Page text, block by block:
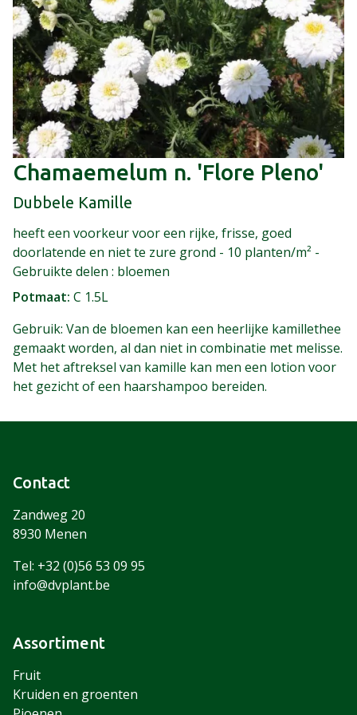
Chamaemelum n. 'Flore Pleno'
Dubbele Kamille
heeft een voorkeur voor een rijke, frisse, goed
doorlatende en niet te zure grond - 10 planten/m² -
Gebruikte delen : bloemen
Potmaat C 1.5L
Gebruik: Van de bloemen kan een heerlijke kamillethee
gemaakt worden, al dan niet in combinatie met melisse.
Met het aftreksel van kamille kan men een lotion voor
het gezicht of een haarshampoo bereiden.
Contact
Zandweg 20
8930 Menen
Tel: +32 (0)56 53 09 95
info@dvplant.be
Assortiment
Fruit
Kruiden en groenten